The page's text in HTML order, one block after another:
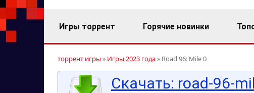
Игры торрент Горячие новинки
торрент игры » Игры 2023 года» Road 96: Mile 0
Скачать: road-96-